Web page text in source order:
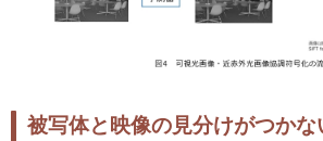
被写体と映像の見分けがつか